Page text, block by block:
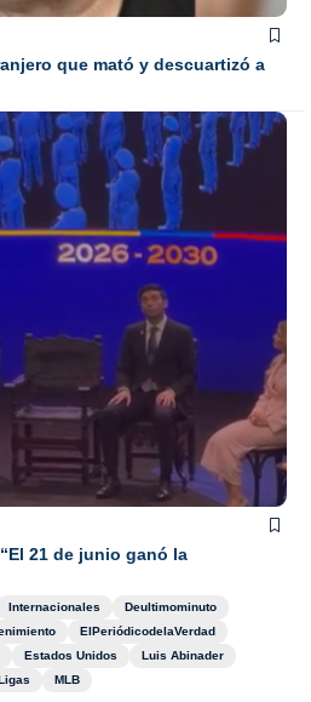
que mató y descuartizó a
21 de junio ganó la
Internacionales
Deultimominuto
ElPeriódicodelaVerdad
Estados Unidos
Luis Abinader
MLB